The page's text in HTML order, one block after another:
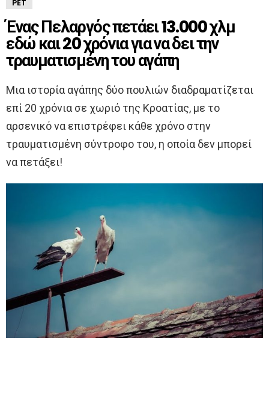
PET
Ένας Πελαργός πετάει 13.000 χλμ
εδώ και 20 χρόνια για να δει την
τραυματισμένη του αγάπη
Μια ιστορία αγάπης δύο πουλιών διαδραματίζεται
επί 20 χρόνια σε χωριό της Κροατίας, με το
αρσενικό να επιστρέφει κάθε χρόνο στην
τραυματισμένη σύντροφο του, η οποία δεν μπορεί
να πετάξει!